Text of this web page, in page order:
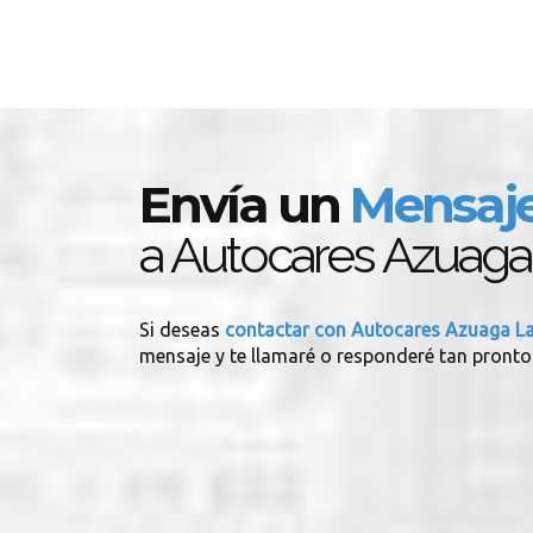
Envía un
a Autocares
Si deseas contactar con Autocares Azuaga
mensaje y te llamaré o responderé tan